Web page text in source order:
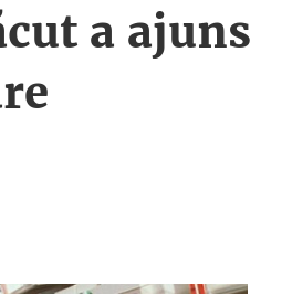
a ajuns